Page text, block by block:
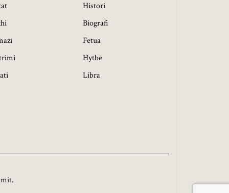
Histori
Biografi
Fetua
Hytbe
Libra